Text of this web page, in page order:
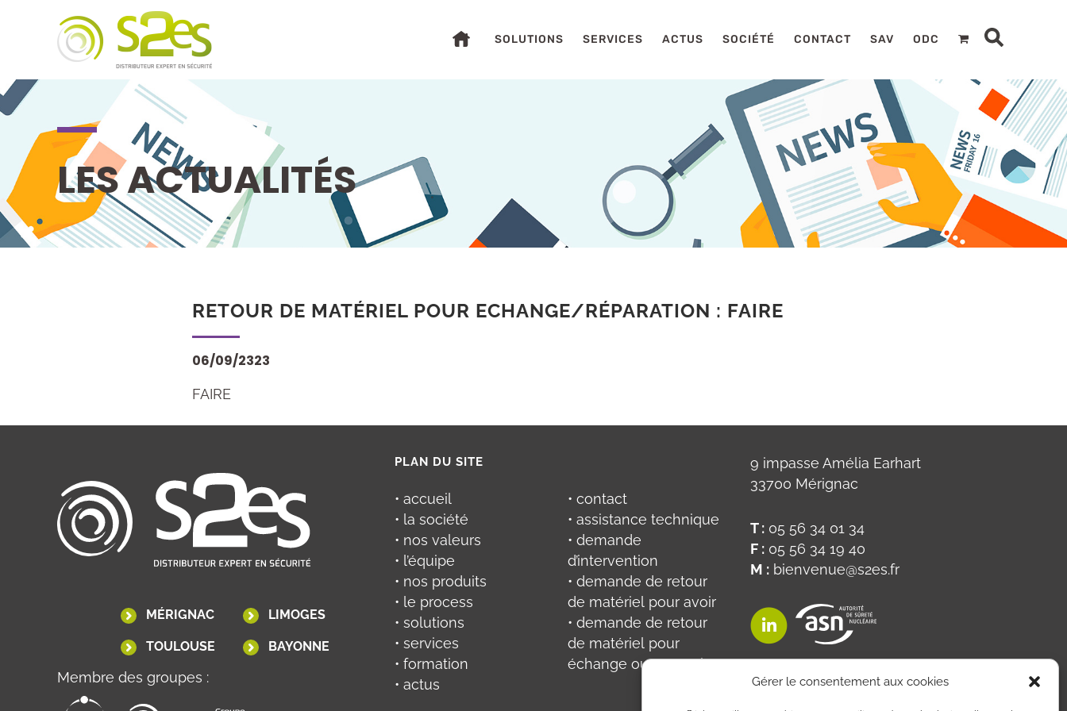
Gérer le consentement aux cookies
SOLUTIONS SERVICES ACTUS SOCIÉTÉ CONTACT SAV ODC
LES ACTUALITÉS
RETOUR DE MATÉRIEL POUR ECHANGE/RÉPARATION : FAIRE
06/09/2323
FAIRE
MÉRIGNAC LIMOGES
TOULOUSE BAYONNE
Membre des groupes :
PLAN DU SITE
• accueil
• la société
• nos valeurs
• l’équipe
• nos produits
• le process
• solutions
• services
• formation
• actus
• contact
• assistance technique
• demande
d’intervention
• demande de retour
de matériel pour avoir
• demande de retour
de matériel pour
échange ou réparation
9 impasse Amélia Earhart
33700 Mérignac
T : 05 56 34 01 34
F : 05 56 34 19 40
M :bienvenue@s2es.fr